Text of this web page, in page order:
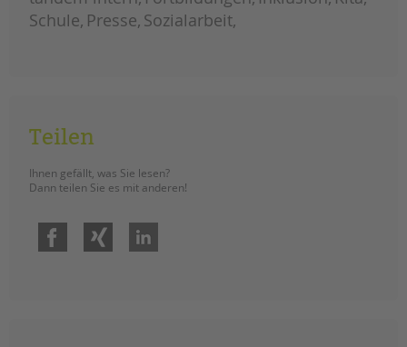
Schule Presse Sozialarbeit
Teilen
Ihnen gefällt, was Sie lesen?
Dann teilen Sie es mit anderen!
Facebook